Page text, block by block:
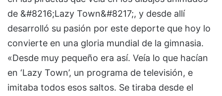
de &#8216;Lazy Town&#8217;, y desde allí
desarrolló su pasión por este deporte que hoy lo
convierte en una gloria mundial de la gimnasia.
«Desde muy pequeño era así. Veía lo que hacían
en ‘Lazy Town’, un programa de televisión, e
imitaba todos esos saltos. Se tiraba desde el